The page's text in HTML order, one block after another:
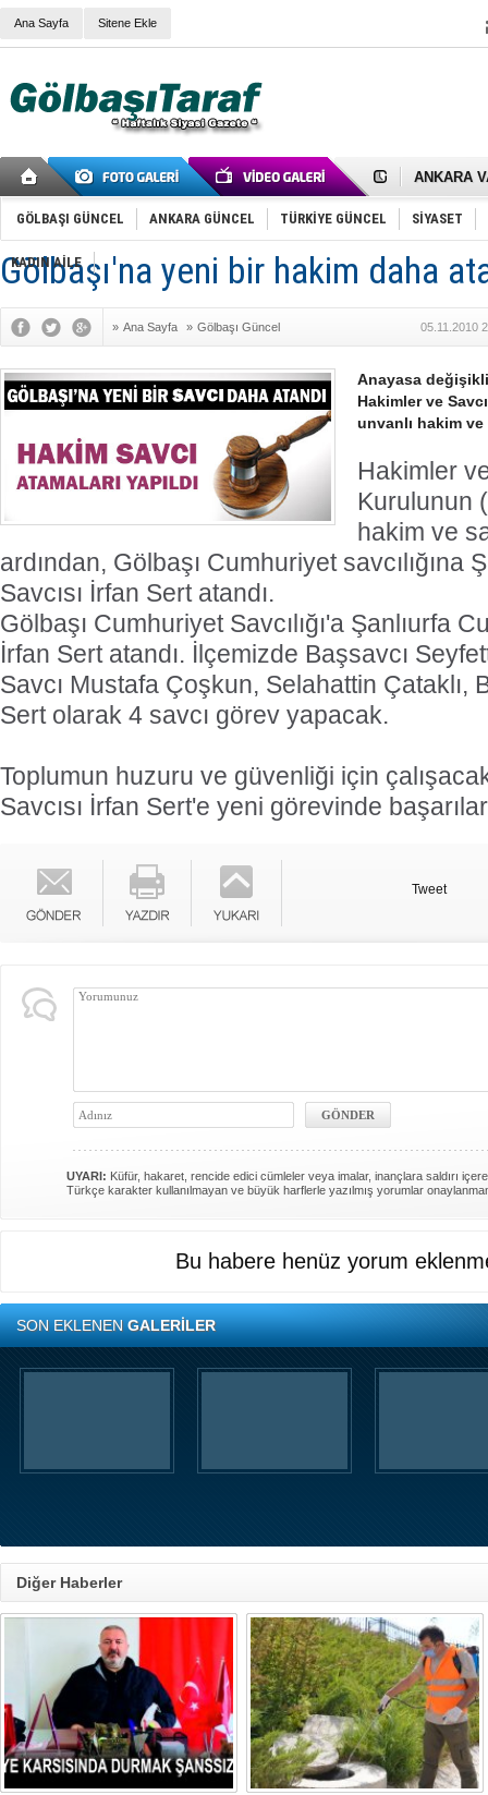
Ana Sayfa Sitene Ekle
Cemal
Samet
FAİZ
OLİMPİK
SÖZ
Gölbaşı
İNCEK
GÖLBAŞI GÜNCEL ANKARA GÜNCEL TÜRKİYE GÜNCEL SİYASET
KADIN AİLE
Gölbaşı'na yeni bir hakim daha
» Ana Sayfa » Gölbaşı Güncel 05.11.2010
Anayasa
Hakimler ve
unvanlı hakim ve
Hakimler
Kurulunun
hakim ve
ardından, Gölbaşı Cumhuriyet savcılığına
Savcısı İrfan Sert atandı.
Gölbaşı Cumhuriyet Savcılığı'a Şanlıurfa
İrfan Sert atandı. İlçemizde Başsavcı
Savcı Mustafa Çoşkun, Selahattin Çataklı,
Sert olarak 4 savcı görev yapacak.
Toplumun huzuru ve güvenliği için
Savcısı İrfan Sert'e yeni görevinde
Tweet
UYARI: Küfür, hakaret, rencide edici cümleler veya imalar, inançlara saldırı
Türkçe karakter kullanılmayan ve büyük harflerle yazılmış yorumlar
Bu habere henüz yorum
SON EKLENENGALERİLER
Diğer Haberler